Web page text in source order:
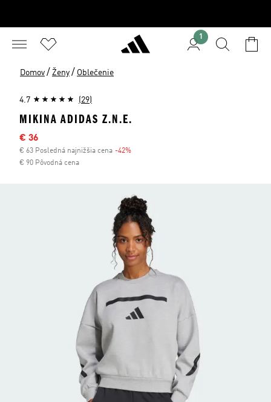
1
Domov / Ženy / Oblečenie
4.7 (29)
MIKINA ADIDAS Z.N.E.
Výpredajová cena
€ 36
€ 63 Posledná najnižšia cena -42%
€ 90 Pôvodná cena